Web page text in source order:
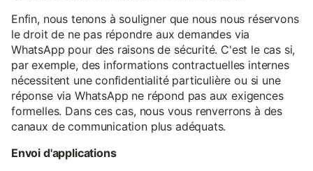
Enfin, nous tenons à souligner que nous nous réservons
le droit de ne pas répondre aux demandes via
WhatsApp pour des raisons de sécurité. C'est le cas si,
par exemple, des informations contractuelles internes
nécessitent une confidentialité particulière ou si une
réponse via WhatsApp ne répond pas aux exigences
formelles. Dans ces cas, nous vous renverrons à des
canaux de communication plus adéquats.
Envoi d'applications